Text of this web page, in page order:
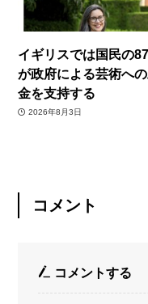
イギリスでは国民の
が政府による芸術へ
金を支持する
2026年8月3日
コメント
コメントする